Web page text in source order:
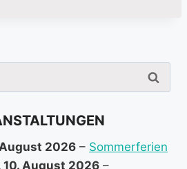
2026 – Sommerferien
10. August 2026 –